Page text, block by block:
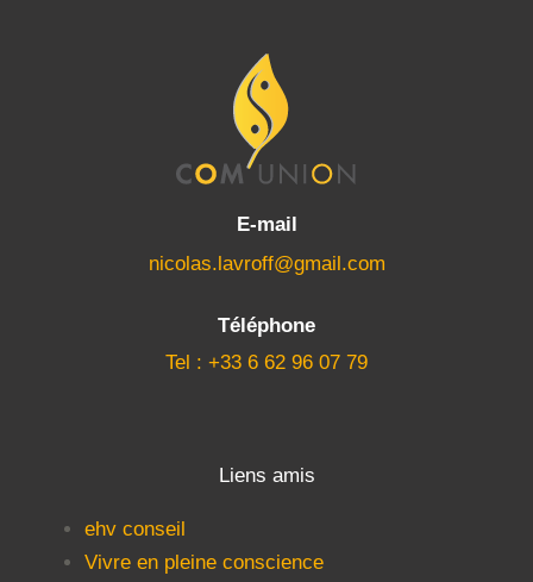
E-mail
nicolas.lavroff@gmail.com
Téléphone
Tel : +33 6 62 96 07 79
Liens amis
ehv conseil
Vivre en pleine conscience